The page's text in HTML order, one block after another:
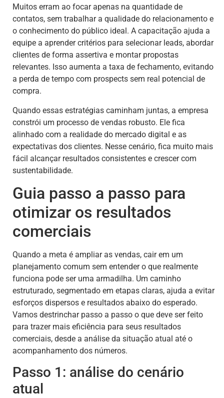
Muitos erram ao focar apenas na quantidade de
contatos, sem trabalhar a qualidade do relacionamento e
o conhecimento do público ideal. A capacitação ajuda a
equipe a aprender critérios para selecionar leads, abordar
clientes de forma assertiva e montar propostas
relevantes. Isso aumenta a taxa de fechamento, evitando
a perda de tempo com prospects sem real potencial de
compra.
Quando essas estratégias caminham juntas, a empresa
constrói um processo de vendas robusto. Ele fica
alinhado com a realidade do mercado digital e as
expectativas dos clientes. Nesse cenário, fica muito mais
fácil alcançar resultados consistentes e crescer com
sustentabilidade.
Guia passo a passo para
otimizar os resultados
comerciais
Quando a meta é ampliar as vendas, cair em um
planejamento comum sem entender o que realmente
funciona pode ser uma armadilha. Um caminho
estruturado, segmentado em etapas claras, ajuda a evitar
esforços dispersos e resultados abaixo do esperado.
Vamos destrinchar passo a passo o que deve ser feito
para trazer mais eficiência para seus resultados
comerciais, desde a análise da situação atual até o
acompanhamento dos números.
Passo 1: análise do cenário
atual